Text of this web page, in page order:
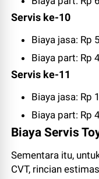
Servis ke-10
Biaya jasa: Rp
Biaya part: Rp
Servis ke-11
Biaya jasa: Rp
Biaya part: Rp
Biaya Servis
Sementara itu,
CVT, rincian